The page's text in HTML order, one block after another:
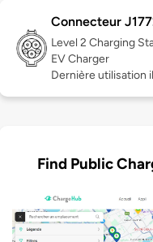
Connecteur
Level 2 Charging
EV Charger
Dernière utilisation
Find Public